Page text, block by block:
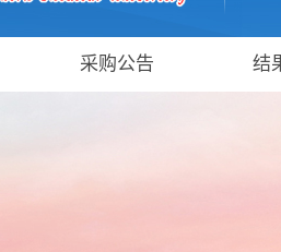
采购公告 结